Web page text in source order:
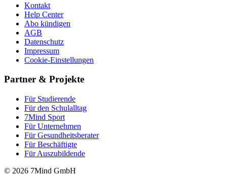
Kontakt
Help Center
Abo kündigen
AGB
Datenschutz
Impressum
Cookie-Einstellungen
Partner & Projekte
Für Stu­die­rende
Für den Schulalltag
7Mind Sport
Für Unter­neh­men
Für Gesund­heits­be­ra­ter
Für Beschäftigte
Für Auszubildende
© 2026 7Mind GmbH